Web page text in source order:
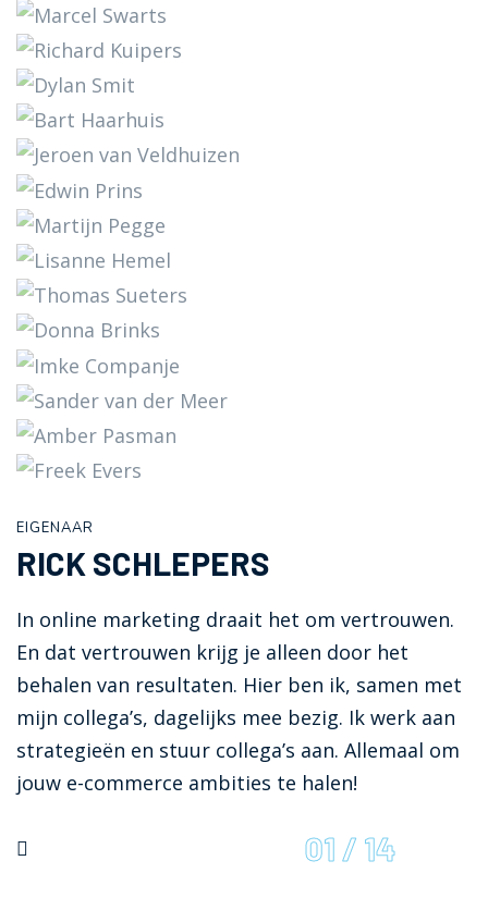
01 / 14
EIGENAAR
RICK SCHLEPERS
In online marketing draait het om vertrouwen.
En dat vertrouwen krijg je alleen door het
behalen van resultaten. Hier ben ik, samen met
mijn collega’s, dagelijks mee bezig. Ik werk aan
strategieën en stuur collega’s aan. Allemaal om
jouw e-commerce ambities te halen!